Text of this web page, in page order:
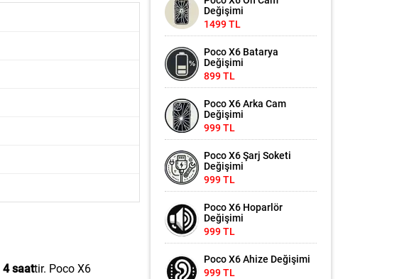
4 saattir. Poco X6
Değişimi
1499 TL
Poco X6 Batarya
Değişimi
899 TL
Poco X6 Arka Cam
Değişimi
999 TL
Poco X6 Şarj Soketi
Değişimi
999 TL
Poco X6 Hoparlör
Değişimi
999 TL
Poco X6 Ahize Değişimi
999 TL